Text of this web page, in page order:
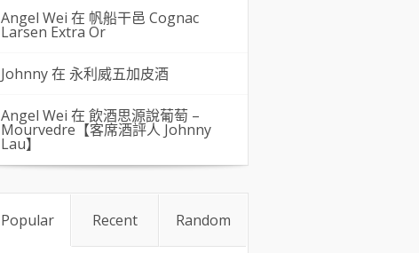
Angel Wei 在 帆船干邑 Cognac
Larsen Extra Or
Johnny 在 永利威五加皮酒
Angel Wei 在 飲酒思源說葡萄 –
Mourvedre【客席酒評人 Johnny
Lau】
Popular Recent Random